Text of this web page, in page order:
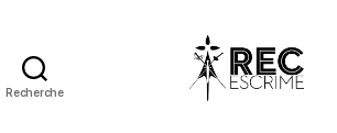
Recherche